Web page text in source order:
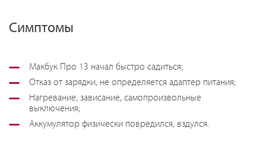
Симптомы
Макбук Про 13 начал быстро садиться;
Отказ от зарядки, не определяется адаптер питания;
Нагревание, зависание, самопроизвольные
выключения;
Аккумулятор физически повредился, вздулся.